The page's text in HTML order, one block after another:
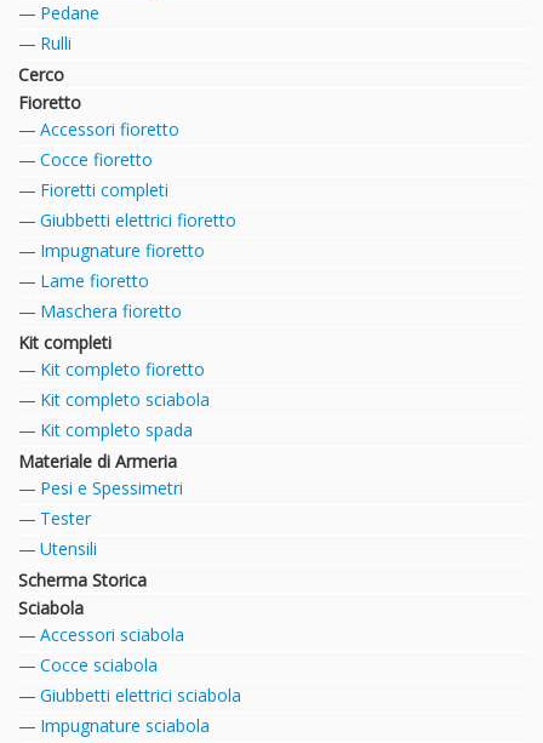
Pedane
Rulli
Cerco
Fioretto
Accessori fioretto
Cocce fioretto
Fioretti completi
Giubbetti elettrici fioretto
Impugnature fioretto
Lame fioretto
Maschera fioretto
Kit completi
Kit completo fioretto
Kit completo sciabola
Kit completo spada
Materiale di Armeria
Pesi e Spessimetri
Tester
Utensili
Scherma Storica
Sciabola
Accessori sciabola
Cocce sciabola
Giubbetti elettrici sciabola
Impugnature sciabola